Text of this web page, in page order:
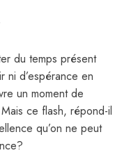
du temps présent
ni d’espérance en
un moment de
ce flash, répond-il
qu’on ne peut